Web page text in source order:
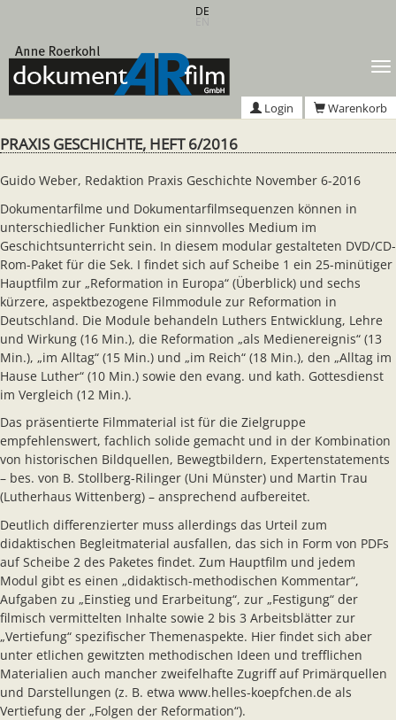
springen
DE
Login Warenkorb
PRAXIS GESCHICHTE, HEFT 6/2016
Guido Weber, Redaktion Praxis Geschichte November 6-2016
Dokumentarfilme und Dokumentarfilmsequenzen können in
unterschiedlicher Funktion ein sinnvolles Medium im
Geschichtsunterricht sein. In diesem modular gestalteten DVD/CD-
Rom-Paket für die Sek. I findet sich auf Scheibe 1 ein 25-minütiger
Hauptfilm zur „Reformation in Europa“ (Überblick) und sechs
kürzere, aspektbezogene Filmmodule zur Reformation in
Deutschland. Die Module behandeln Luthers Entwicklung, Lehre
und Wirkung (16 Min.), die Reformation „als Medienereignis“ (13
Min.), „im Alltag“ (15 Min.) und „im Reich“ (18 Min.), den „Alltag im
Hause Luther“ (10 Min.) sowie den evang. und kath. Gottesdienst
im Vergleich (12 Min.).
Das präsentierte Filmmaterial ist für die Zielgruppe
empfehlenswert, fachlich solide gemacht und in der Kombination
von historischen Bildquellen, Bewegtbildern, Expertenstatements
– bes. von B. Stollberg-Rilinger (Uni Münster) und Martin Trau
(Lutherhaus Wittenberg) – ansprechend aufbereitet.
Deutlich differenzierter muss allerdings das Urteil zum
didaktischen Begleitmaterial ausfallen, das sich in Form von PDFs
auf Scheibe 2 des Paketes findet. Zum Hauptfilm und jedem
Modul gibt es einen „didaktisch-methodischen Kommentar“,
Aufgaben zu „Einstieg und Erarbeitung“, zur „Festigung“ der
filmisch vermittelten Inhalte sowie 2 bis 3 Arbeitsblätter zur
„Vertiefung“ spezifischer Themenaspekte. Hier findet sich aber
unter etlichen gewitzten methodischen Ideen und trefflichen
Materialien auch mancher zweifelhafte Zugriff auf Primärquellen
und Darstellungen (z. B. etwa www.helles-koepfchen.de als
Vertiefung der „Folgen der Reformation“).